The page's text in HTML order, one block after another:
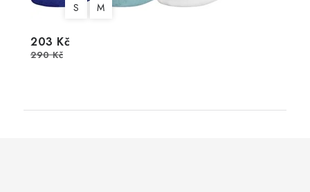
S M
203 Kč
290 Kč